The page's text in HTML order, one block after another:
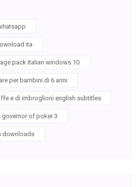
ita
pack italian windows 10
per bambini di 6 anni
e di imbroglioni english subtitles
of poker 3
downloads